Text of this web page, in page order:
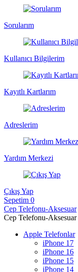
Sorularım
Kullanıcı Bilgilerim
Kayıtlı Kartlarım
Adreslerim
Yardım Merkezi
Çıkış Yap
Sepetim 0
Cep Telefonu-Aksesuar
Cep Telefonu-Aksesuar
Apple Telefonlar
iPhone 17
iPhone 16
iPhone 15
iPhone 14